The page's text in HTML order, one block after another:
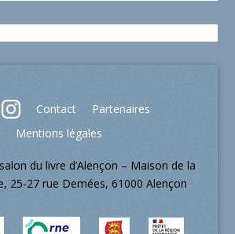
Contact
Partenaires
Mentions légales
du livre d’Alençon – Maison de la
25-27 rue Demées, 61000 Alençon